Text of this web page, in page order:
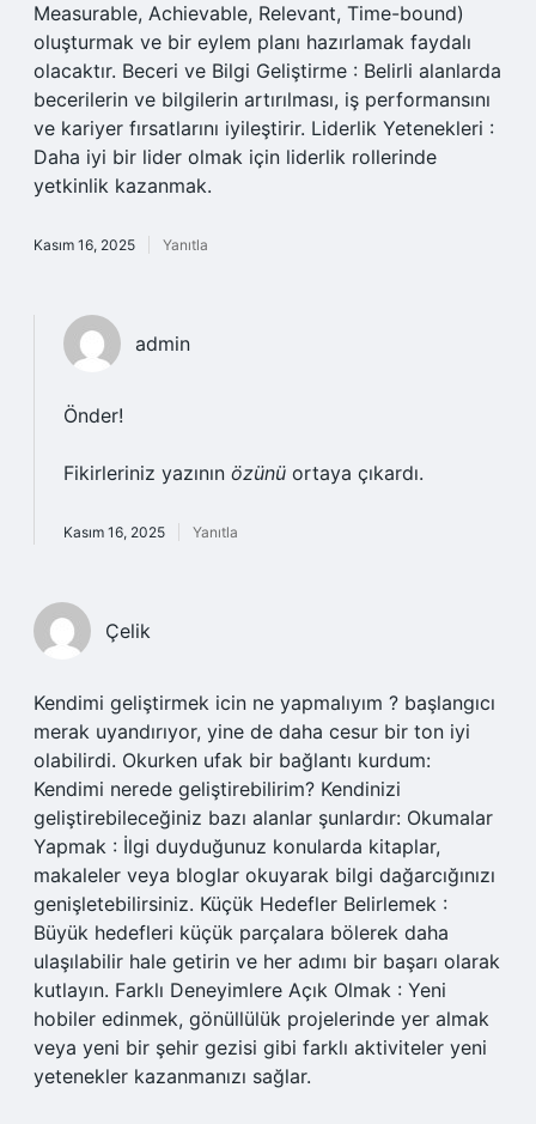
Measurable, Achievable, Relevant, Time-bound)
oluşturmak ve bir eylem planı hazırlamak faydalı
olacaktır. Beceri ve Bilgi Geliştirme : Belirli alanlarda
becerilerin ve bilgilerin artırılması, iş performansını
ve kariyer fırsatlarını iyileştirir. Liderlik Yetenekleri :
Daha iyi bir lider olmak için liderlik rollerinde
yetkinlik kazanmak.
Kasım 16, 2025 Yanıtla
admin
Önder!
Fikirleriniz yazının özünü ortaya çıkardı.
Kasım 16, 2025 Yanıtla
Çelik
Kendimi geliştirmek icin ne yapmalıyım ? başlangıcı
merak uyandırıyor, yine de daha cesur bir ton iyi
olabilirdi. Okurken ufak bir bağlantı kurdum:
Kendimi nerede geliştirebilirim? Kendinizi
geliştirebileceğiniz bazı alanlar şunlardır: Okumalar
Yapmak : İlgi duyduğunuz konularda kitaplar,
makaleler veya bloglar okuyarak bilgi dağarcığınızı
genişletebilirsiniz. Küçük Hedefler Belirlemek :
Büyük hedefleri küçük parçalara bölerek daha
ulaşılabilir hale getirin ve her adımı bir başarı olarak
kutlayın. Farklı Deneyimlere Açık Olmak : Yeni
hobiler edinmek, gönüllülük projelerinde yer almak
veya yeni bir şehir gezisi gibi farklı aktiviteler yeni
yetenekler kazanmanızı sağlar.